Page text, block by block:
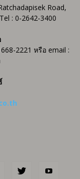
Road,
: 0-2642-3400
2221 หรือ email :